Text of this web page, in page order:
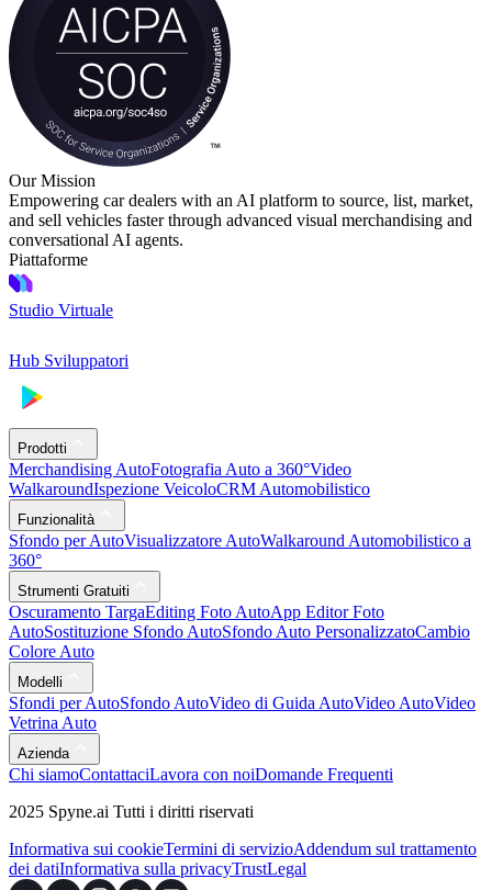
Our Mission
Empowering car dealers with an AI platform to source, list, market,
and sell vehicles faster through advanced visual merchandising and
conversational AI agents.
Piattaforme
Studio Virtuale
Hub Sviluppatori
Prodotti
Merchandising AutoFotografia Auto a 360°Video
WalkaroundIspezione VeicoloCRM Automobilistico
Funzionalità
Sfondo per AutoVisualizzatore AutoWalkaround Automobilistico a
360°
Strumenti Gratuiti
Oscuramento TargaEditing Foto AutoApp Editor Foto
AutoSostituzione Sfondo AutoSfondo Auto PersonalizzatoCambio
Colore Auto
Modelli
Sfondi per AutoSfondo AutoVideo di Guida AutoVideo AutoVideo
Vetrina Auto
Azienda
Chi siamoContattaciLavora con noiDomande Frequenti
2025 Spyne.ai Tutti i diritti riservati
Informativa sui cookieTermini di servizioAddendum sul trattamento
dei datiInformativa sulla privacyTrustLegal